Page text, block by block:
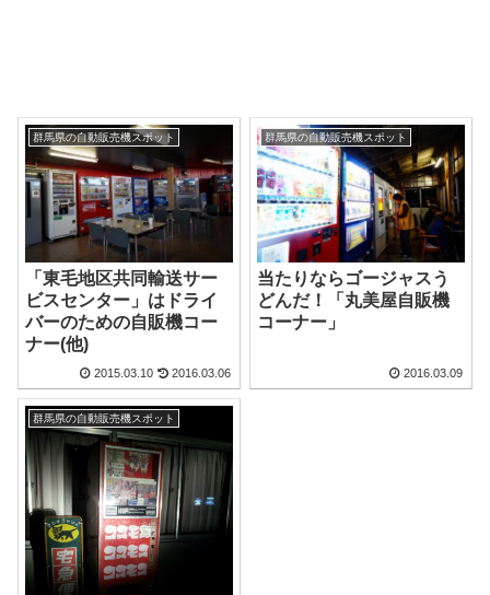
群馬県の自動販売機スポット
「東毛地区共同輸送サー
ビスセンター」はドライ
バーのための自販機コー
ナー(他)
2015.03.10 2016.03.06
群馬県の自動販売機スポット
当たりならゴージャスう
どんだ！「丸美屋自販機
コーナー」
2016.03.09
群馬県の自動販売機スポット